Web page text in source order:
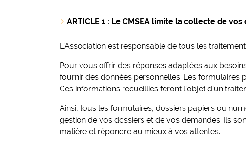
ARTICLE 1 : Le CMSEA limite la collecte de
L'Association est responsable de tous les
Pour vous offrir des réponses adaptées aux
fournir des données personnelles. Les formulaires
Ces informations recueillies feront l'objet d'un
Ainsi, tous les formulaires, dossiers papiers ou
gestion de vos dossiers et de vos demandes. Ils
matière et répondre au mieux à vos attentes.